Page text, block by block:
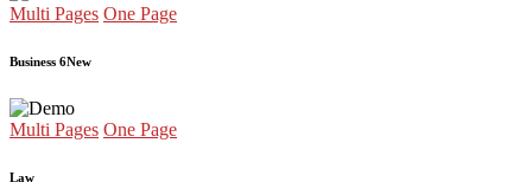
Multi Pages One Page
Business 6New
Multi Pages One Page
Law